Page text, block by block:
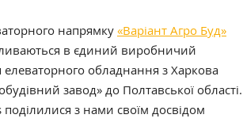
напрямку «Варіант Агро Буд»
в єдиний виробничий
обладнання з Харкова
завод» до Полтавської області.
поділилися з нами своїм досвідом